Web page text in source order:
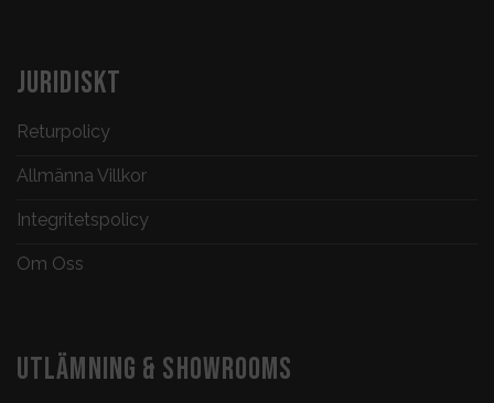
JURIDISKT
Returpolicy
Allmänna Villkor
Integritetspolicy
Om Oss
UTLÄMNING & SHOWROOMS